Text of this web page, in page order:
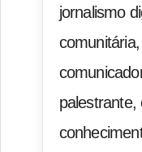
jornalismo
palestrante,